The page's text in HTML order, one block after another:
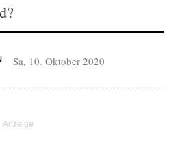
Sa, 10. Oktober 2020